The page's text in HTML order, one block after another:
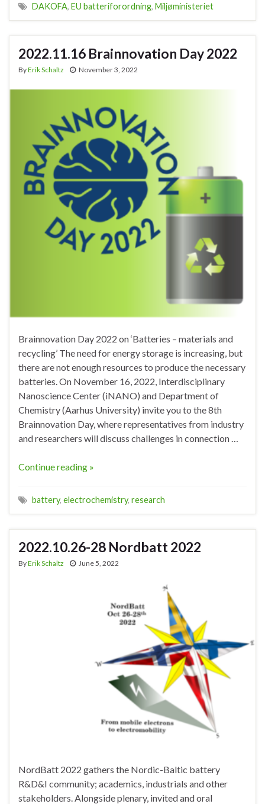
DAKOFA, EU batteriforordning, Miljøministeriet
2022.11.16 Brainnovation Day 2022
ByErik Schaltz November 3, 2022
Brainnovation Day 2022 on ‘Batteries – materials and
recycling’ The need for energy storage is increasing, but
there are not enough resources to produce the necessary
batteries. On November 16, 2022, Interdisciplinary
Nanoscience Center (iNANO) and Department of
Chemistry (Aarhus University) invite you to the 8th
Brainnovation Day, where representatives from industry
and researchers will discuss challenges in connection …
Continue reading »
battery, electrochemistry, research
2022.10.26-28 Nordbatt 2022
ByErik Schaltz June 5, 2022
NordBatt 2022 gathers the Nordic-Baltic battery
R&D&I community; academics, industrials and other
stakeholders. Alongside plenary, invited and oral